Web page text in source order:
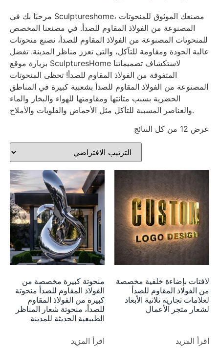
مرحبًا بك في Sculptureshome، مصنعك الموثوق للمنحوتات
المصنوعة من الفولاذ المقاوم للصدأ. في مصنعنا المخصص
للمنحوتات المصنوعة من الفولاذ المقاوم للصدأ، نصنع منحوتات
عالية الجودة ومقاومة للتآكل، والتي تعزز مناظر المدينة. تفضل
بزيارة موقع SculpturesHome لاستكشاف تصميماتنا
المتفوقة من الفولاذ المقاوم للصدأ! تحظى المنحوتات
المصنوعة من الفولاذ المقاوم للصدأ بشعبية كبيرة في المناطق
الحضرية بسبب متانتها ومقاومتها للهواء والبخار والماء
والعناصر المسببة للتآكل مثل الأحماض والقلويات والأملاح.
عرض ⁦12⁩ من كل النتائج
لافتات بإضاءة خلفية مخصصة
من الفولاذ المقاوم للصدأ
لعلامات تجارية ثلاثية الأبعاد
لشعار متجر الأعمال
اقرأ المزيد
منحوتة كبيرة مخصصة من
الفولاذ المقاوم للصدأ منحوتة
كبيرة من الفولاذ المقاوم
للصدأ، منحوتة شعار المناظر
الطبيعية الحديثة للمدينة
اقرأ المزيد